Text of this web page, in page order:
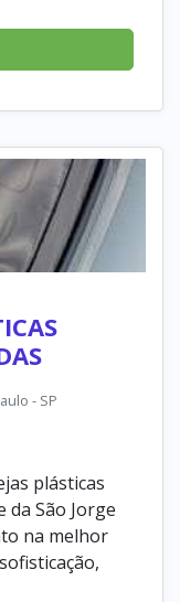
- SP
plásticas
São Jorge
na melhor